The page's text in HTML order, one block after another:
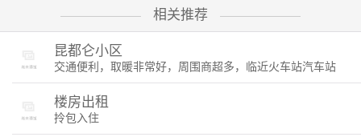
相关推荐
昆都仑小区
交通便利，取暖非常好，周围商超多，临近火车站汽车站
楼房出租
拎包入住